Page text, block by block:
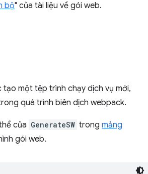
bộ" của tài liệu về gói web.
tạo một tệp trình chạy dịch vụ mới,
quá trình biên dịch webpack.
của GenerateSW trong mảng
gói web.